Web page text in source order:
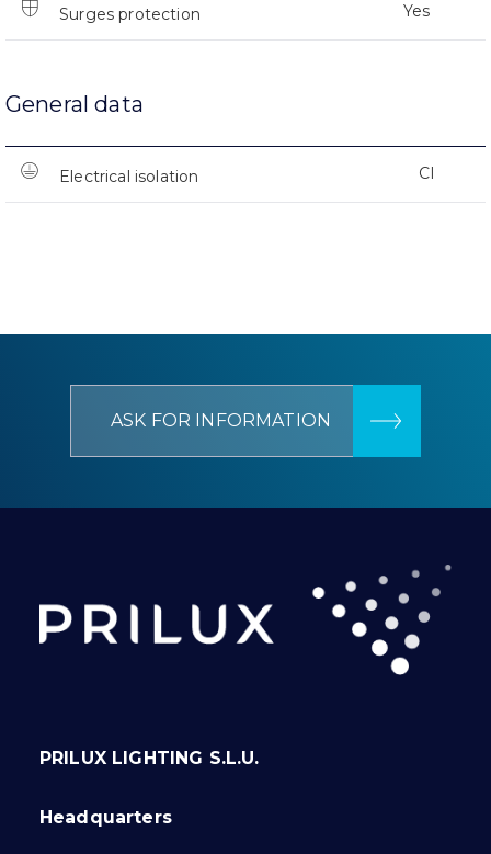
Surges protection Yes
General data
Electrical isolation CI
ASK FOR INFORMATION
PRILUX LIGHTING S.L.U.
Headquarters